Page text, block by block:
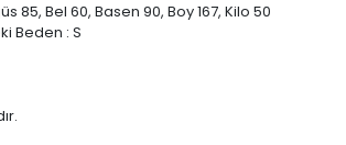
85, Bel 60, Basen 90, Boy 167, Kilo 50
Beden : S